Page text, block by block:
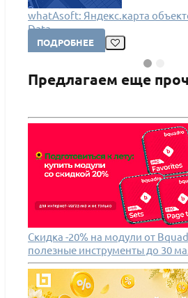
whatAsoft: Яндекс.карта
Data
ПОДРОБНЕЕ
Предлагаем еще
Скидка -20% на модули от
полезные инструменты до 30